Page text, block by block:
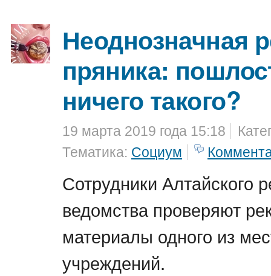
Неоднозначная
пряника:
ничего такого?
19 марта 2019 года 15:18
Тематика: Социум
Сотрудники Алтайского
ведомства проверяют
материалы одного из
учреждений.